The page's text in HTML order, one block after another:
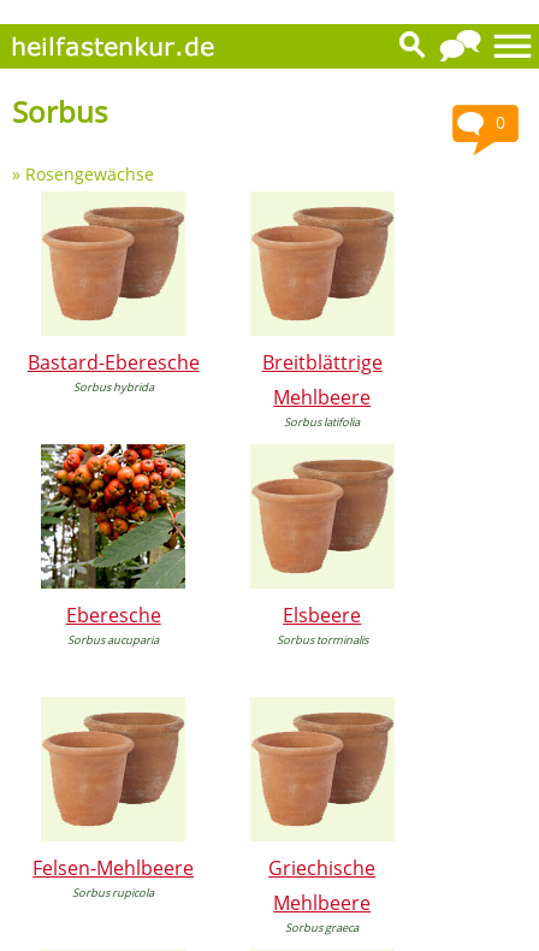
0
Sorbus
» Rosengewächse
Bastard-Eberesche
Sorbus hybrida
Breitblättrige
Mehlbeere
Sorbus latifolia
Eberesche
Sorbus aucuparia
Elsbeere
Sorbus torminalis
Felsen-Mehlbeere
Sorbus rupicola
Griechische
Mehlbeere
Sorbus graeca